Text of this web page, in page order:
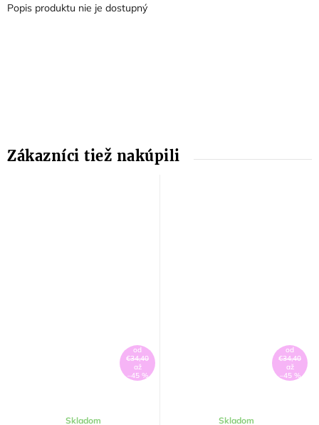
Popis produktu nie je dostupný
od
€34,40
až
–45 %
Skladom
od
€34,40
až
–45 %
Skladom